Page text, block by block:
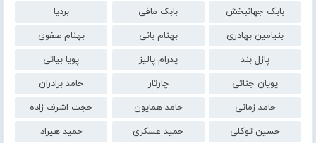
بابک جهانبخش
بابک مافی
بردیا
بنیامین بهادری
بهنام بانی
بهنام صفوی
پازل بند
پدرام پالیز
پویا بیاتی
پویان جناتی
چارتار
حامد برادران
حامد زمانی
حامد همایون
حجت اشرف زاده
حسین توکلی
حمید عسکری
حمید هیراد